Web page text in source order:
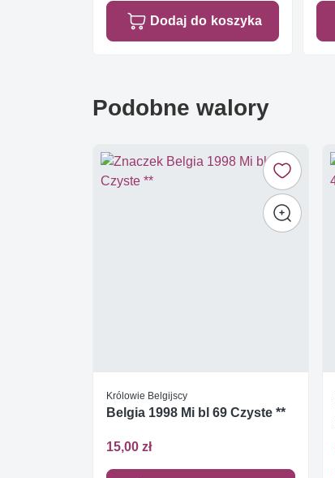
Dodaj do koszyka
Podobne walory
Królowie Belgijscy
Belgia 1998 Mi bl 69 Czyste **
15,00 zł